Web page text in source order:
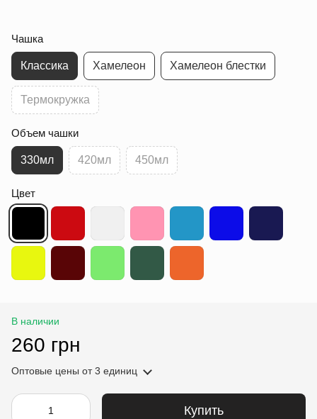
Чашка
Классика Хамелеон Хамелеон блестки
Термокружка
Объем чашки
330мл 420мл 450мл
Цвет
В наличии
260 грн
Оптовые цены от 3 единиц
Купить